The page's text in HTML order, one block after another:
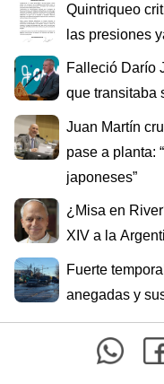
Quintriqueo
las presiones
Falleció Darío
que transitaba
Juan Martín
pase a planta:
japoneses”
¿Misa en
XIV a la
Fuerte
anegadas y